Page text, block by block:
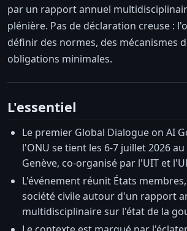
par un rapport annuel
plénière. Pas de déclaration creuse :
définir des normes, des mécanismes
obligations minimales.
L'essentiel
Le premier Global Dialogue on AI
l'ONU se tient les 6-7 juillet 2026
Genève, co-organisé par l'UIT et
L'événement réunit États
société civile autour d'un rapport
multidisciplinaire sur l'état de la